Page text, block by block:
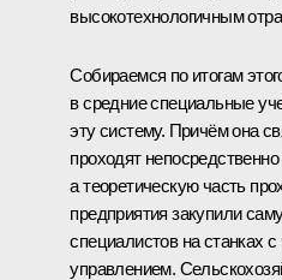
высокотехнологичным
Собираемся по итогам
в средние специальные
эту систему. Причём она
проходят
а теоретическую часть
предприятия закупили
специалистов на станках
управлением.